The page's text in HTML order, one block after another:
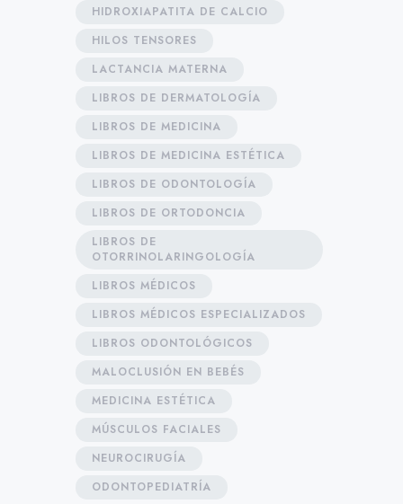
HIDROXIAPATITA DE CALCIO
HILOS TENSORES
LACTANCIA MATERNA
LIBROS DE DERMATOLOGÍA
LIBROS DE MEDICINA
LIBROS DE MEDICINA ESTÉTICA
LIBROS DE ODONTOLOGÍA
LIBROS DE ORTODONCIA
LIBROS DE
OTORRINOLARINGOLOGÍA
LIBROS MÉDICOS
LIBROS MÉDICOS ESPECIALIZADOS
LIBROS ODONTOLÓGICOS
MALOCLUSIÓN EN BEBÉS
MEDICINA ESTÉTICA
MÚSCULOS FACIALES
NEUROCIRUGÍA
ODONTOPEDIATRÍA